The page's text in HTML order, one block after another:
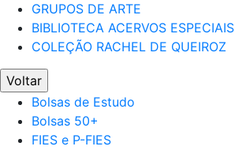
GRUPOS DE ARTE
BIBLIOTECA ACERVOS ESPECIAIS
COLEÇÃO RACHEL DE QUEIROZ
Voltar
Bolsas de Estudo
Bolsas 50+
FIES e P-FIES